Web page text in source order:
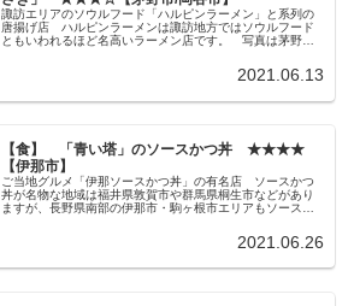
諏訪エリアのソウルフード「ハルピンラーメン」と系列の
唐揚げ店 ハルピンラーメンは諏訪地方ではソウルフード
ともいわれるほど名高いラーメン店です。 写真は茅野市
2021.06.13
【食】 「青い塔」のソースかつ丼 ★★★★
【伊那市】
ご当地グルメ「伊那ソースかつ丼」の有名店 ソースかつ
丼が名物な地域は福井県敦賀市や群馬県桐生市などがあり
ますが、長野県南部の伊那市・駒ヶ根市エリアもソースか
2021.06.26